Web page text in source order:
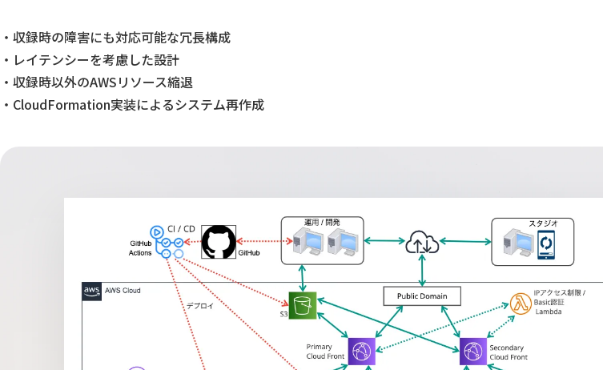
・収録時の障害にも対応可能な冗長構成
・レイテンシーを考慮した設計
・収録時以外のAWSリソース縮退
・CloudFormation実装によるシステム再作成